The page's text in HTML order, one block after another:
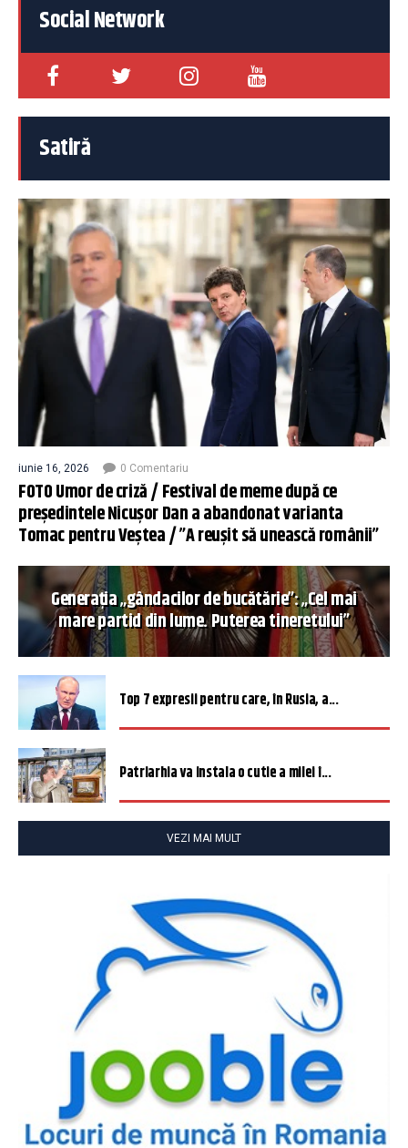
Social Network
Satiră
iunie 16, 2026 0 Comentariu
FOTO Umor de criză / Festival de meme după ce
președintele Nicușor Dan a abandonat varianta
Tomac pentru Veștea / ”A reușit să unească românii”
Generația „gândacilor de bucătărie”: „Cel mai
mare partid din lume. Puterea tineretului”
Top 7 expresii pentru care, în Rusia, a...
Patriarhia va instala o cutie a milei î...
VEZI MAI MULT